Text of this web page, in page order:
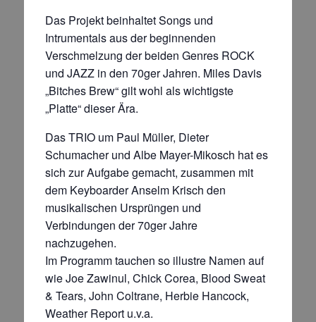
Das Projekt beinhaltet Songs und
Intrumentals aus der beginnenden
Verschmelzung der beiden Genres ROCK
und JAZZ in den 70ger Jahren. Miles Davis
„Bitches Brew“ gilt wohl als wichtigste
„Platte“ dieser Ära.
Das TRIO um Paul Müller, Dieter
Schumacher und Albe Mayer-Mikosch hat es
sich zur Aufgabe gemacht, zusammen mit
dem Keyboarder Anselm Krisch den
musikalischen Ursprüngen und
Verbindungen der 70ger Jahre
nachzugehen.
Im Programm tauchen so illustre Namen auf
wie Joe Zawinul, Chick Corea, Blood Sweat
& Tears, John Coltrane, Herbie Hancock,
Weather Report u.v.a.